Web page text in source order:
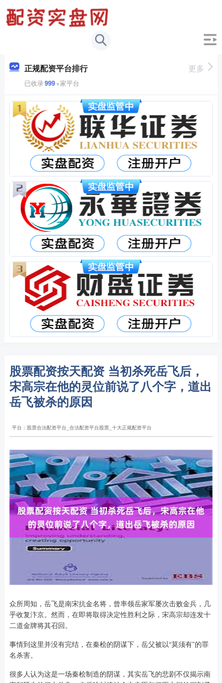
正规配资平台排行
已收录999+家平台
更多
股票配资按天配资 当初杀死岳飞后，
宋高宗在他的灵位前说了八个字，道出
岳飞被杀的原因
平台：股票合法配资平台_合法配资平台股票_十大正规配资平台
众所周知，岳飞是南宋抗金名将，曾率领岳家军屡次击败金兵，几
乎收复汴京。然而，在即将取得决定性胜利之际，宋高宗却连发十
二道金牌将其召回。
事情到这里并没有完结，在秦桧的阴谋下，岳父被以“莫须有”的罪
名杀害。
很多人认为这是一场秦桧制造的阴谋，其实岳飞的悲剧不仅揭示南